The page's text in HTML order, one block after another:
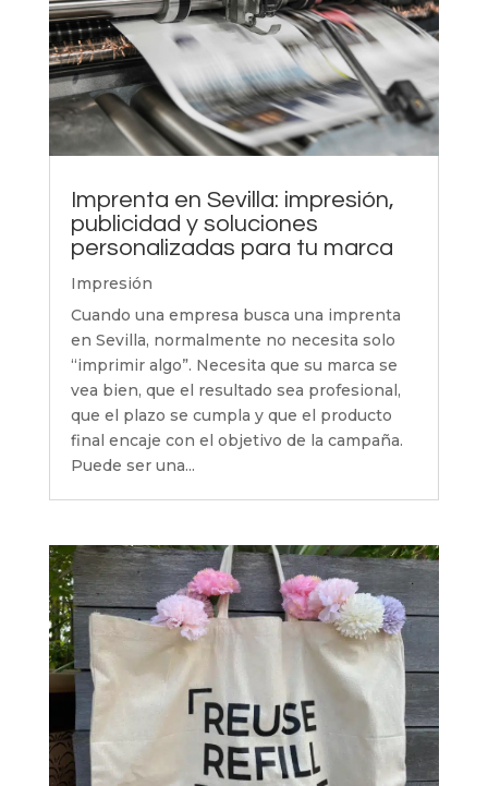
Imprenta en Sevilla: impresión,
publicidad y soluciones
personalizadas para tu marca
Impresión
Cuando una empresa busca una imprenta
en Sevilla, normalmente no necesita solo
“imprimir algo”. Necesita que su marca se
vea bien, que el resultado sea profesional,
que el plazo se cumpla y que el producto
final encaje con el objetivo de la campaña.
Puede ser una...